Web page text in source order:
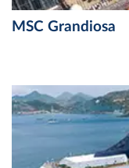
MSC Grandiosa